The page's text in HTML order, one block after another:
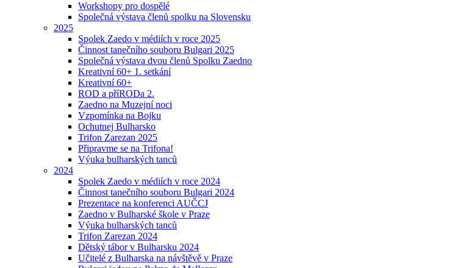
Workshopy pro dospělé
Společná výstava členů spolku na Slovensku
2025
Spolek Zaedo v médiích v roce 2025
Činnost tanečního souboru Bulgari 2025
Společná výstava dvou členů Spolku Zaedno
Kreativní 60+ 1. setkání
Kreativní 60+
ROD a příRODa 2.
Zaedno na Muzejní noci
Vzpomínka na Bojku
Ochutnej Bulharsko
Trifon Zarezan 2025
Připravme se na Trifona!
Výuka bulharských tanců
2024
Spolek Zaedo v médiích v roce 2024
Činnost tanečního souboru Bulgari 2024
Prezentace na konferenci AUČCJ
Zaedno v Bulharské škole v Praze
Výuka bulharských tanců
Trifon Zarezan 2024
Dětský tábor v Bulharsku 2024
Učitelé z Bulharska na návštěvě v Praze